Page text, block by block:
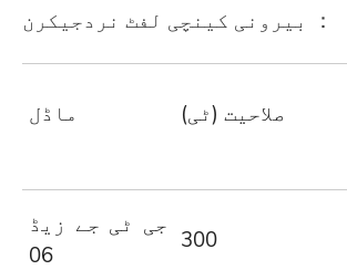
بیرونی کینچی لفٹ نردجیکرن ：
ماڈل صلاحیت (ٹی)
جی ٹی جے زیڈ
06
300